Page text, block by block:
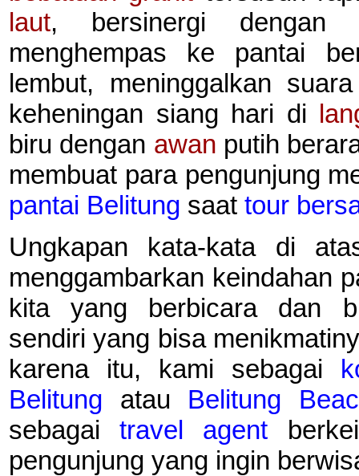
laut, bersinergi dengan
menghempas ke pantai
lembut, meninggalkan
keheningan siang hari di
biru dengan awan putih
membuat para pengunjung
pantai Belitung saat tour
Ungkapan kata-kata di
menggambarkan keindahan
kita yang berbicara dan
sendiri yang bisa
karena itu, kami sebagai
Belitung atau Belitung
sebagai travel agent
pengunjung yang ingin